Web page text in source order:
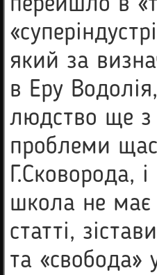
перейшло в
який за
в Еру
людство ще з
проблеми
Г.Сковорода,
школа не має
статті,
та «свобода»